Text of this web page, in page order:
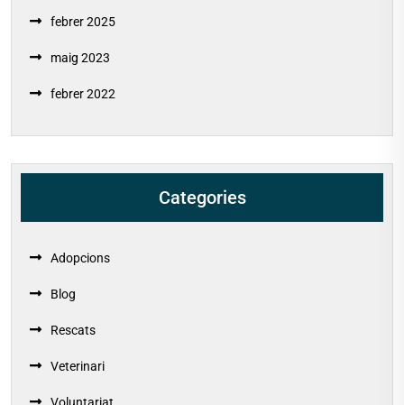
febrer 2025
maig 2023
febrer 2022
Categories
Adopcions
Blog
Rescats
Veterinari
Voluntariat